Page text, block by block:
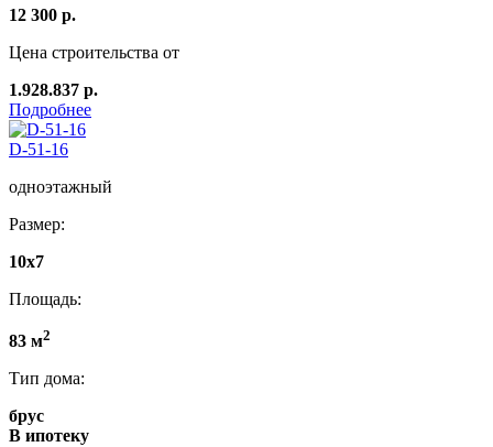
12 300 р.
Цена строительства от
1.928.837 р.
Подробнее
D-51-16
одноэтажный
Размер:
10х7
Площадь:
83 м2
Тип дома:
брус
В ипотеку